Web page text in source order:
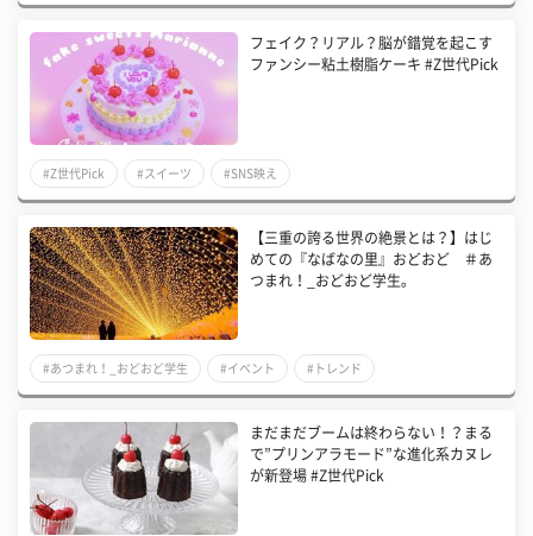
フェイク？リアル？脳が錯覚を起こす
ファンシー粘土樹脂ケーキ #Z世代Pick
#Z世代Pick #スイーツ #SNS映え
【三重の誇る世界の絶景とは？】はじ
めての『なばなの里』おどおど ＃あ
つまれ！_おどおど学生。
#あつまれ！_おどおど学生 #イベント #トレンド
まだまだブームは終わらない！？まる
で”プリンアラモード”な進化系カヌレ
が新登場 #Z世代Pick